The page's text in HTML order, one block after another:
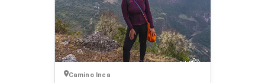
Camino Inca